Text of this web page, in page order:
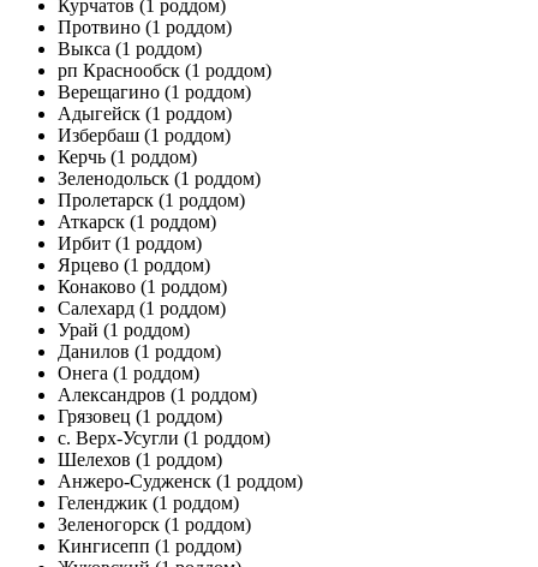
Курчатов (1 роддом)
Протвино (1 роддом)
Выкса (1 роддом)
рп Краснообск (1 роддом)
Верещагино (1 роддом)
Адыгейск (1 роддом)
Избербаш (1 роддом)
Керчь (1 роддом)
Зеленодольск (1 роддом)
Пролетарск (1 роддом)
Аткарск (1 роддом)
Ирбит (1 роддом)
Ярцево (1 роддом)
Конаково (1 роддом)
Салехард (1 роддом)
Урай (1 роддом)
Данилов (1 роддом)
Онега (1 роддом)
Александров (1 роддом)
Грязовец (1 роддом)
с. Верх-Усугли (1 роддом)
Шелехов (1 роддом)
Анжеро-Судженск (1 роддом)
Геленджик (1 роддом)
Зеленогорск (1 роддом)
Кингисепп (1 роддом)